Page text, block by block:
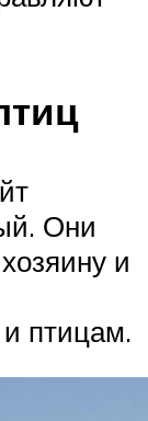
Они
и
птицам.